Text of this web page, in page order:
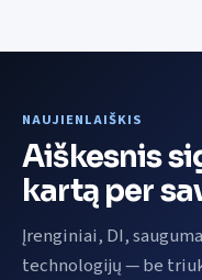
NAUJIENLAIŠKIS
Aiškesnis
kartą per
Įrenginiai, DI,
technologijų — be